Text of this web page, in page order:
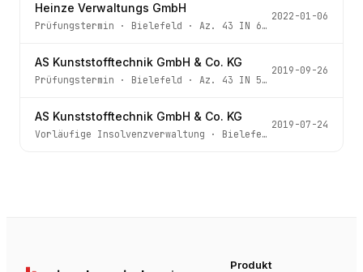
Heinze Verwaltungs GmbH
Prüfungstermin · Bielefeld · Az. 43 IN 643/21
2022-01-06
AS Kunststofftechnik GmbH & Co. KG
Prüfungstermin · Bielefeld · Az. 43 IN 581/19
2019-09-26
AS Kunststofftechnik GmbH & Co. KG
Vorläufige Insolvenzverwaltung · Bielefeld
2019-07-24
Produkt